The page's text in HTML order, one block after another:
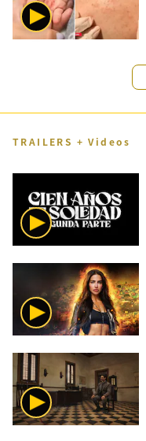
TRAILERS + Videos